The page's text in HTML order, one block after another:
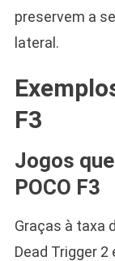
preservem a
lateral.
F3
Jogos
POCO F3
Graças à taxa
Dead Trigger